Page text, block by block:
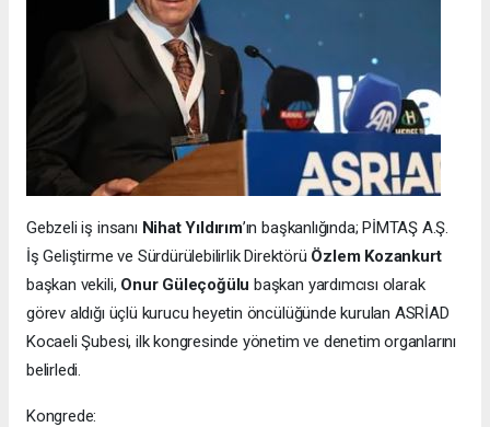
Gebzeli iş insanı Nihat Yıldırım’ın başkanlığında; PİMTAŞ A.Ş.
İş Geliştirme ve Sürdürülebilirlik Direktörü Özlem Kozankurt
başkan vekili, Onur Güleçoğülu başkan yardımcısı olarak
görev aldığı üçlü kurucu heyetin öncülüğünde kurulan ASRİAD
Kocaeli Şubesi, ilk kongresinde yönetim ve denetim organlarını
belirledi.
Kongrede: